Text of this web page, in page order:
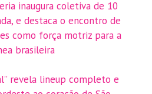
inaugura coletiva de 10
e destaca o encontro de
como força motriz para a
brasileira
revela lineup completo e